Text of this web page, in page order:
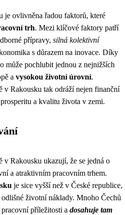
je ovlivněna řadou faktorů, které
trh. Mezi klíčové faktory patří
přípravy, silná kolektivní
s důrazem na inovace. Díky
může pochlubit jednou z nejnižších
a vysokou životní úrovní.
v Rakousku tak odráží nejen finanční
a kvalitu života v zemi.
v Rakousku ukazují, že se jedná o
a atraktivním pracovním trhem.
je sice vyšší než v České republice,
životní náklady. Mnoho Čechů
příležitosti a dosahuje tam